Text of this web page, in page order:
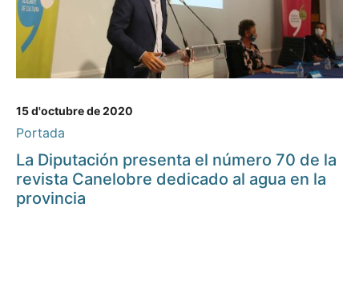
15 d'octubre de 2020
Portada
La Diputación presenta el número 70 de la
revista Canelobre dedicado al agua en la
provincia